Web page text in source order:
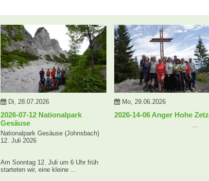
Di, 28.07.2026
2026-07-12 Nationalpark
Gesäuse
Nationalpark Gesäuse (Johnsbach)
12. Juli 2026
Am Sonntag 12. Juli um 6 Uhr früh
starteten wir, eine kleine ...
Mo, 29.06.2026
2026-14-06 Anger Hohe Zetz